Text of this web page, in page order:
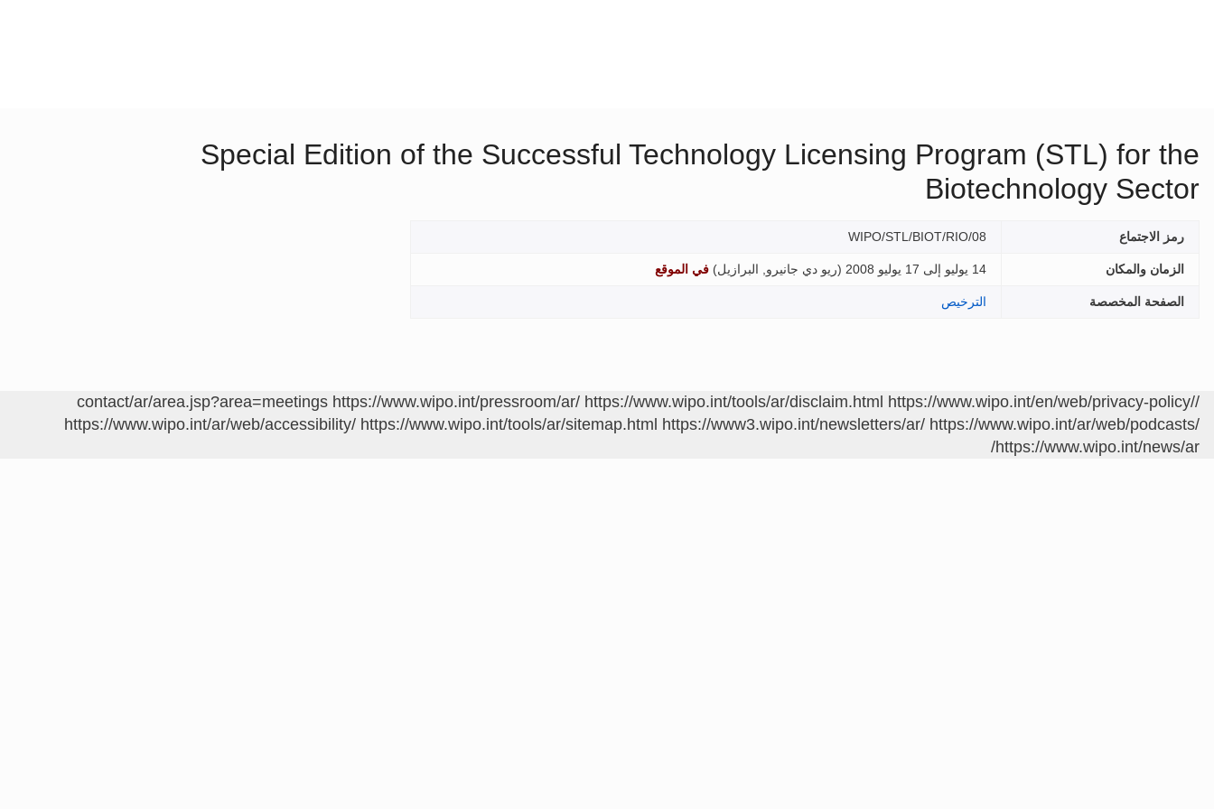
Special Edition of the Successful Technology Licensing Program (STL) for the
Biotechnology Sector
رمز الاجتماع WIPO/STL/BIOT/RIO/08
الزمان والمكان 14 يوليو إلى 17 يوليو 2008 ( ريو دي جانيرو, البرازيل) في الموقع
الصفحة المخصصة الترخيص
/contact/ar/area.jsp?area=meetings
https://www.wipo.int/pressroom/ar/ https://www.wipo.int/tools/ar/disclaim.html https://www.wipo.int/en/web/privacy-policy/
https://www.wipo.int/ar/web/accessibility/ https://www.wipo.int/tools/ar/sitemap.html https://www3.wipo.int/newsletters/ar/ https://www.wipo.int/ar/web/podcasts/
https://www.wipo.int/news/ar/